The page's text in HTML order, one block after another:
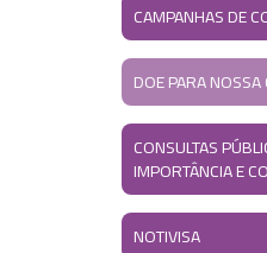
CAMPANHAS DE
DOE PARA
CONSULTAS
IMPORTÂNCIA E
NOTIVISA